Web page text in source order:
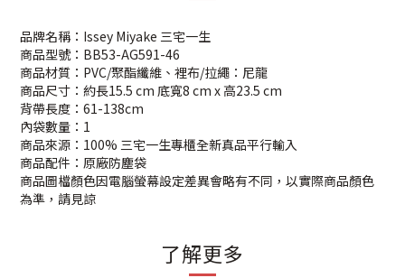
品牌名稱：Issey Miyake 三宅一生
商品型號：BB53-AG591-46
商品材質：PVC/聚酯纖維、裡布/拉繩：尼龍
商品尺寸：約長15.5 cm 底寬8 cm x 高23.5 cm
背帶長度：61-138cm
內袋數量：1
商品來源：100% 三宅一生專櫃全新真品平行輸入
商品配件：原廠防塵袋
商品圖檔顏色因電腦螢幕設定差異會略有不同，以實際商品顏色
為準，請見諒
了解更多